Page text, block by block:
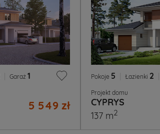
Garaż 1
5 549 zł
Pokoje 5 Łazienki 2
Projekt domu
CYPRYS
137 m2